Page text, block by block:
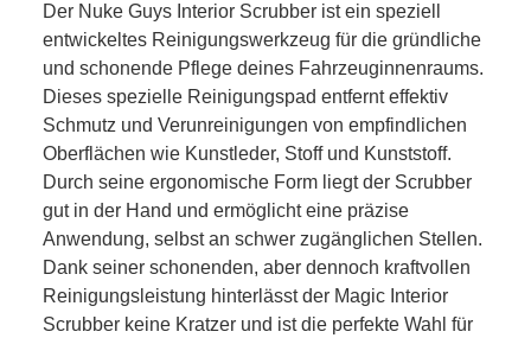
Der Nuke Guys Interior Scrubber ist ein speziell
entwickeltes Reinigungswerkzeug für die gründliche
und schonende Pflege deines Fahrzeuginnenraums.
Dieses spezielle Reinigungspad entfernt effektiv
Schmutz und Verunreinigungen von empfindlichen
Oberflächen wie Kunstleder, Stoff und Kunststoff.
Durch seine ergonomische Form liegt der Scrubber
gut in der Hand und ermöglicht eine präzise
Anwendung, selbst an schwer zugänglichen Stellen.
Dank seiner schonenden, aber dennoch kraftvollen
Reinigungsleistung hinterlässt der Magic Interior
Scrubber keine Kratzer und ist die perfekte Wahl für